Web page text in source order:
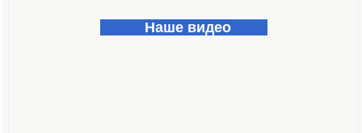
Наше видео